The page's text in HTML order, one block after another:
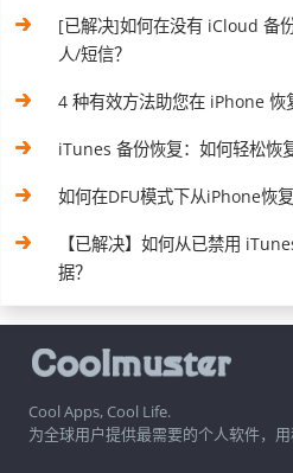
[已解决]如何在没有 iCloud 备
人/短信？
4 种有效方法助您在 iPhone 恢
iTunes 备份恢复：如何轻松恢
如何在DFU模式下从iPhone恢
【已解决】如何从已禁用
据？
Cool Apps, Cool Life.
为全球用户提供最需要的个人软件，用